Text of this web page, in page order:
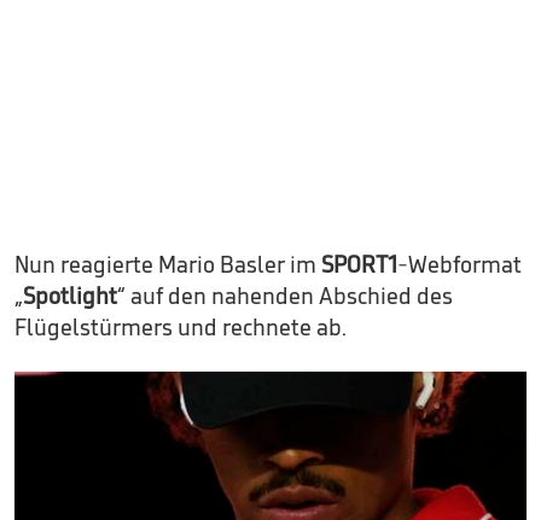
Nun reagierte Mario Basler im SPORT1-Webformat
„Spotlight“ auf den nahenden Abschied des
Flügelstürmers und rechnete ab.